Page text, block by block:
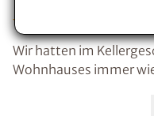
Wir hatten im
Wohnhauses immer
deshalb die Firma